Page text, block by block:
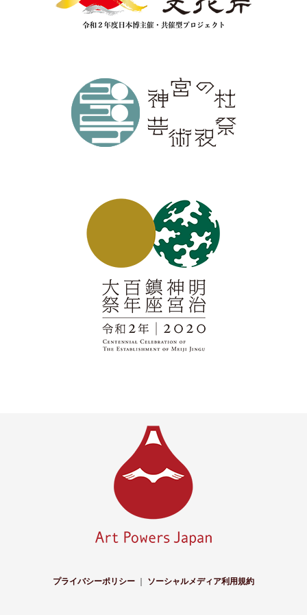
プライバシーポリシー ｜ ソーシャルメディア利用規約